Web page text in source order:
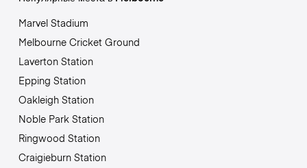
Marvel Stadium
Melbourne Cricket Ground
Laverton Station
Epping Station
Oakleigh Station
Noble Park Station
Ringwood Station
Craigieburn Station